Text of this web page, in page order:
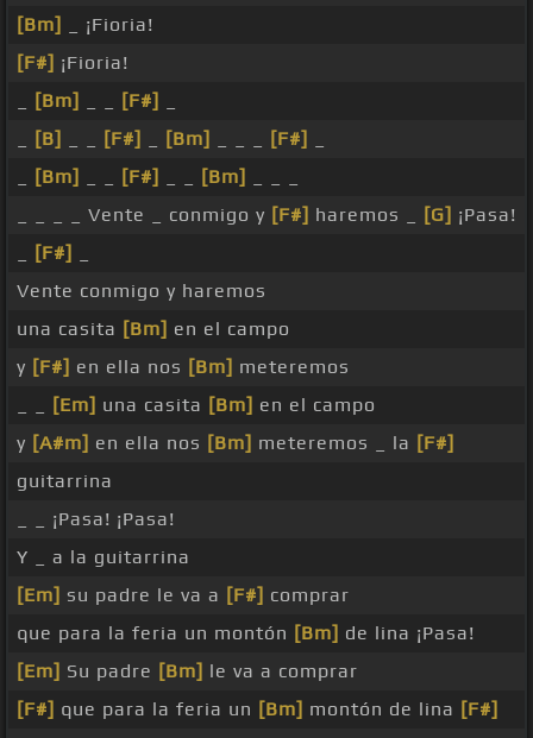
[Bm]
_ ¡Fioria!
[F#] ¡Fioria!
[Bm] [F#]
[B] [F#] [Bm] [F#]
[Bm] [F#] [Bm]
_ _ _ _ Vente _ conmigo y [F#] haremos _ [G] ¡Pasa!
[F#]
Vente conmigo y haremos
una casita [Bm] en el campo
y [F#] en ella nos [Bm] meteremos
[Em] una casita [Bm] en el campo
y [A#m] en ella nos [Bm] meteremos _ la [F#]
guitarrina
_ _ ¡Pasa! ¡Pasa!
Y _ a la guitarrina
[Em] su padre le va a [F#] comprar
que para la feria un montón [Bm] de lina ¡Pasa!
[Em] Su padre [Bm] le va a comprar
[F#] que para la feria un [Bm] montón de lina [F#]